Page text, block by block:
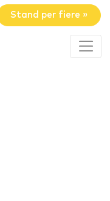
Stand per fiere »